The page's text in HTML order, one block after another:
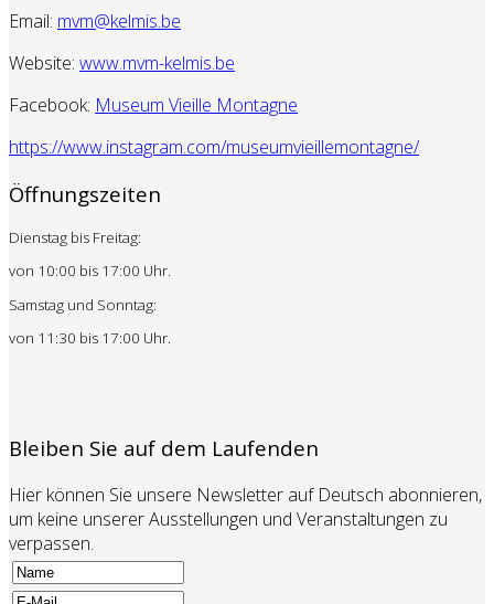
Email: mvm@kelmis.be
Website: www.mvm-kelmis.be
Facebook: Museum Vieille Montagne
https://www.instagram.com/museumvieillemontagne/
Öffnungszeiten
Dienstag bis Freitag:
von 10:00 bis 17:00 Uhr.
Samstag und Sonntag:
von 11:30 bis 17:00 Uhr.
Bleiben Sie auf dem Laufenden
Hier können Sie unsere Newsletter auf Deutsch abonnieren,
um keine unserer Ausstellungen und Veranstaltungen zu
verpassen.